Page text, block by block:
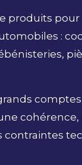
produits pour
:
cohérence,
contraintes